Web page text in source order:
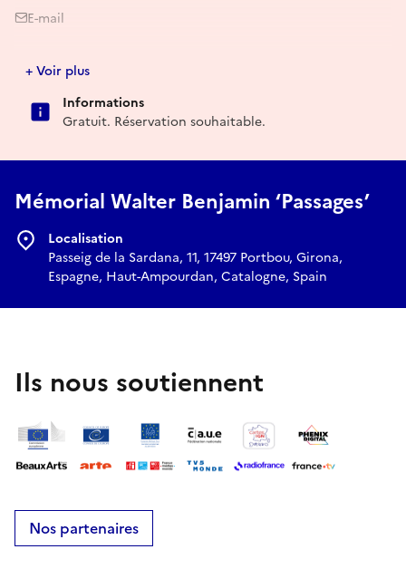
E-mail
3lieuxproductions@gmail.com
+ Voir plus
Informations
Gratuit. Réservation souhaitable.
Mémorial Walter Benjamin ‘Passages’
Localisation
Passeig de la Sardana, 11, 17497 Portbou, Girona,
Espagne, Haut-Ampourdan, Catalogne, Spain
Ils nous soutiennent
Nos partenaires